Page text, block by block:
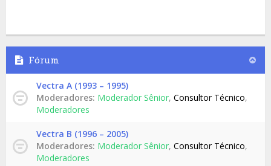
Fórum
Vectra A (1993 – 1995)
Moderadores: Moderador Sênior, Consultor Técnico,
Moderadores
Vectra B (1996 – 2005)
Moderadores: Moderador Sênior, Consultor Técnico,
Moderadores